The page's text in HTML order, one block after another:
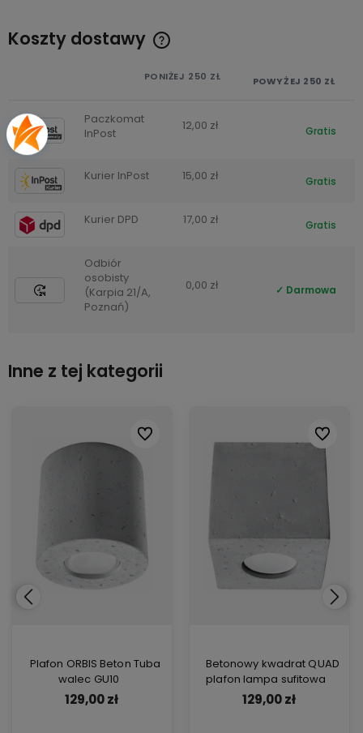
Koszty dostawy
Cena nie zawiera ewentualnych kosztów płatności
PONIŻEJ 250 ZŁ POWYŻEJ 250 ZŁ
Paczkomat
InPost
12,00 zł Gratis
Kurier InPost 15,00 zł Gratis
Kurier DPD 17,00 zł Gratis
Odbiór
osobisty
(Karpia 21/A,
Poznań)
0,00 zł Darmowa
Inne z tej kategorii
Plafon ORBIS Beton Tuba
walec GU10
129,00 zł
Do ulubionych
Do ulubionych
Betonowy kwadrat QUAD
plafon lampa sufitowa
129,00 zł
Do
Do